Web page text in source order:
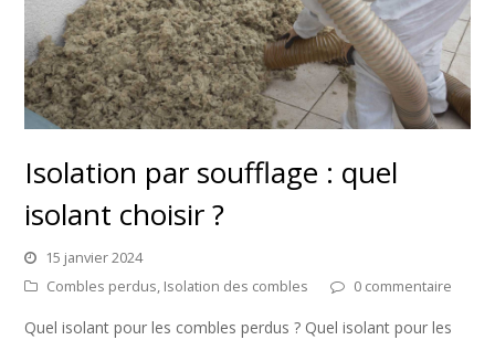
Isolation par soufflage : quel
isolant choisir ?
15 janvier 2024
Combles perdus, Isolation des combles 0 commentaire
Quel isolant pour les combles perdus ? Quel isolant pour les